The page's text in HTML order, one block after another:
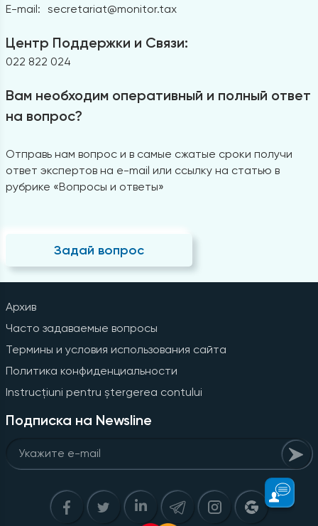
E-mail: secretariat@monitor.tax
Центр Поддержки и Связи:
022 822 024
Вам необходим оперативный и полный ответ
на вопрос?
Отправь нам вопрос и в самые сжатые сроки получи
ответ экспертов на e-mail или ссылку на статью в
рубрике «Вопросы и ответы»
Задай вопрос
Архив
Часто задаваемые вопросы
Термины и условия использования сайта
Политика конфиденциальности
Instrucțiuni pentru ștergerea contului
Подписка на Newsline